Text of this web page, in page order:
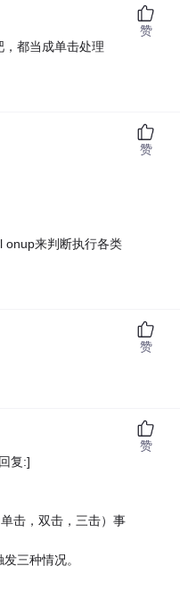
都当成单击处理
赞
onup来判断执行各类
赞
赞
复:]
击，双击，三击）事
三种情况。
赞